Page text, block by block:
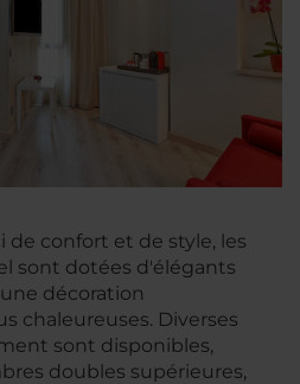
de confort et de style, les
sont dotées d'élégants
décoration
chaleureuses. Diverses
sont disponibles,
doubles supérieures,